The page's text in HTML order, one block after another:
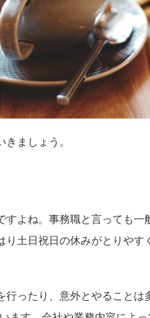
ましょう。
よね。事務職と言っても
土日祝日の休みがとりや
ったり、意外とやること